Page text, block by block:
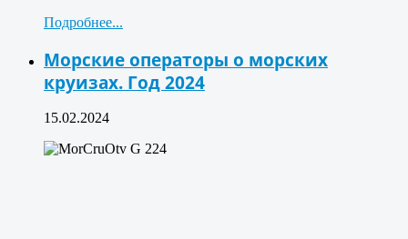
Подробнее...
Морские операторы о морских
круизах. Год 2024
15.02.2024